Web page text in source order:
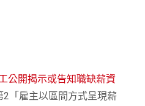
公開揭示或告知職缺薪資
2「雇主以區間方式呈現薪